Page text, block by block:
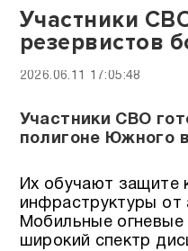
Участники
резервистов
2026.06.11 17:05:48
Участники СВО
полигоне Южного
Их обучают защите
инфраструктуры от
Мобильные огневые
широкий спектр